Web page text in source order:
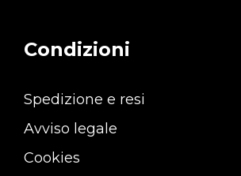
Condizioni
Spedizione e resi
Avviso legale
Cookies